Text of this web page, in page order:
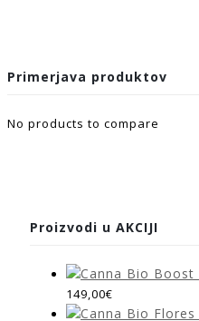
Primerjava produktov
No products to compare
Proizvodi u AKCIJI
149,00€